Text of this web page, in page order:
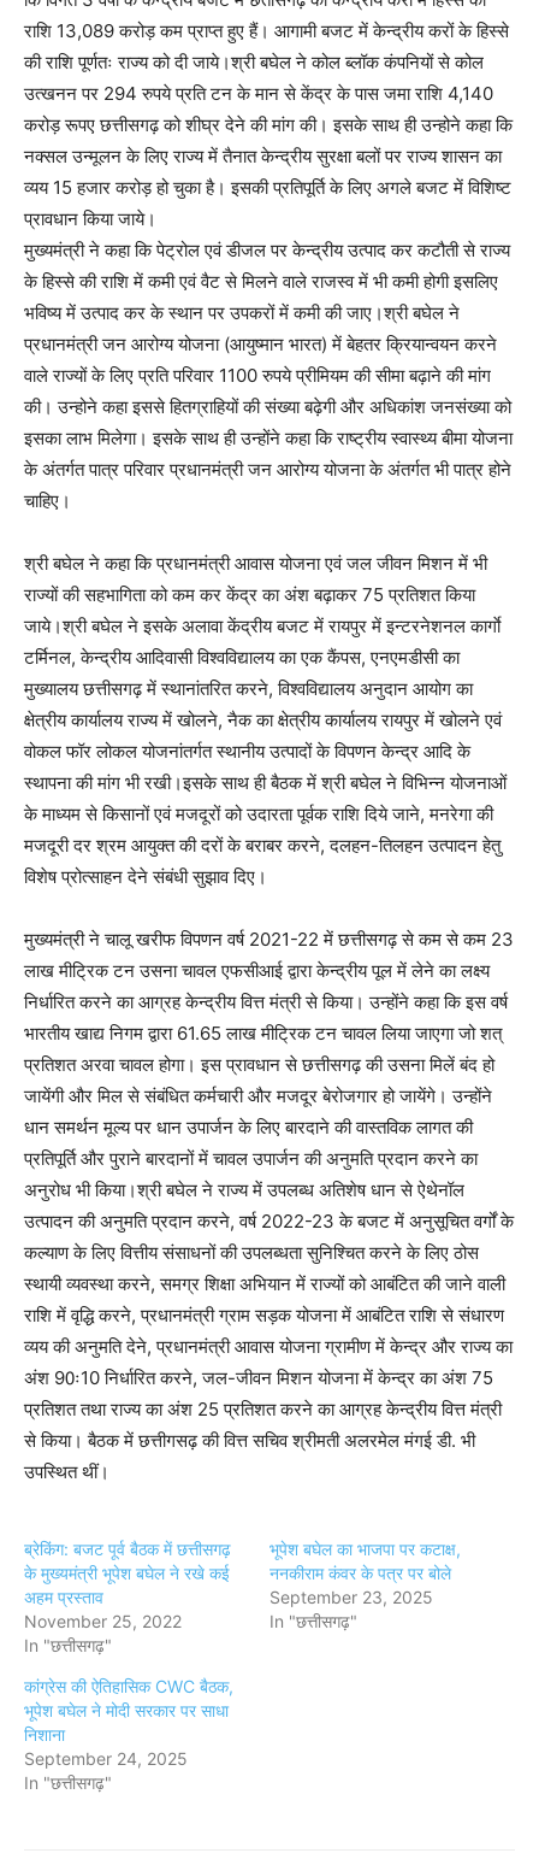
राशि 13,089 करोड़ कम प्राप्त हुए हैं। आगामी बजट में केन्द्रीय करों के हिस्से
की राशि पूर्णतः राज्य को दी जाये।श्री बघेल ने कोल ब्लॉक कंपनियों से कोल
उत्खनन पर 294 रुपये प्रति टन के मान से केंद्र के पास जमा राशि 4,140
करोड़ रूपए छत्तीसगढ़ को शीघ्र देने की मांग की। इसके साथ ही उन्होने कहा कि
नक्सल उन्मूलन के लिए राज्य में तैनात केन्द्रीय सुरक्षा बलों पर राज्य शासन का
व्यय 15 हजार करोड़ हो चुका है। इसकी प्रतिपूर्ति के लिए अगले बजट में विशिष्ट
प्रावधान किया जाये।
मुख्यमंत्री ने कहा कि पेट्रोल एवं डीजल पर केन्द्रीय उत्पाद कर कटौती से राज्य
के हिस्से की राशि में कमी एवं वैट से मिलने वाले राजस्व में भी कमी होगी इसलिए
भविष्य में उत्पाद कर के स्थान पर उपकरों में कमी की जाए।श्री बघेल ने
प्रधानमंत्री जन आरोग्य योजना (आयुष्मान भारत) में बेहतर क्रियान्वयन करने
वाले राज्यों के लिए प्रति परिवार 1100 रुपये प्रीमियम की सीमा बढ़ाने की मांग
की। उन्होने कहा इससे हितग्राहियों की संख्या बढ़ेगी और अधिकांश जनसंख्या को
इसका लाभ मिलेगा। इसके साथ ही उन्होंने कहा कि राष्ट्रीय स्वास्थ्य बीमा योजना
के अंतर्गत पात्र परिवार प्रधानमंत्री जन आरोग्य योजना के अंतर्गत भी पात्र होने
चाहिए।
श्री बघेल ने कहा कि प्रधानमंत्री आवास योजना एवं जल जीवन मिशन में भी
राज्यों की सहभागिता को कम कर केंद्र का अंश बढ़ाकर 75 प्रतिशत किया
जाये।श्री बघेल ने इसके अलावा केंद्रीय बजट में रायपुर में इन्टरनेशनल कार्गाे
टर्मिनल, केन्द्रीय आदिवासी विश्वविद्यालय का एक कैंपस, एनएमडीसी का
मुख्यालय छत्तीसगढ़ में स्थानांतरित करने, विश्वविद्यालय अनुदान आयोग का
क्षेत्रीय कार्यालय राज्य में खोलने, नैक का क्षेत्रीय कार्यालय रायपुर में खोलने एवं
वोकल फॉर लोकल योजनांतर्गत स्थानीय उत्पादों के विपणन केन्द्र आदि के
स्थापना की मांग भी रखी।इसके साथ ही बैठक में श्री बघेल ने विभिन्न योजनाओं
के माध्यम से किसानों एवं मजदूरों को उदारता पूर्वक राशि दिये जाने, मनरेगा की
मजदूरी दर श्रम आयुक्त की दरों के बराबर करने, दलहन-तिलहन उत्पादन हेतु
विशेष प्रोत्साहन देने संबंधी सुझाव दिए।
मुख्यमंत्री ने चालू खरीफ विपणन वर्ष 2021-22 में छत्तीसगढ़ से कम से कम 23
लाख मीट्रिक टन उसना चावल एफसीआई द्वारा केन्द्रीय पूल में लेने का लक्ष्य
निर्धारित करने का आग्रह केन्द्रीय वित्त मंत्री से किया। उन्होंने कहा कि इस वर्ष
भारतीय खाद्य निगम द्वारा 61.65 लाख मीट्रिक टन चावल लिया जाएगा जो शत्
प्रतिशत अरवा चावल होगा। इस प्रावधान से छत्तीसगढ़ की उसना मिलें बंद हो
जायेंगी और मिल से संबंधित कर्मचारी और मजदूर बेरोजगार हो जायेंगे। उन्होंने
धान समर्थन मूल्य पर धान उपार्जन के लिए बारदाने की वास्तविक लागत की
प्रतिपूर्ति और पुराने बारदानों में चावल उपार्जन की अनुमति प्रदान करने का
अनुरोध भी किया।श्री बघेल ने राज्य में उपलब्ध अतिशेष धान से ऐथेनॉल
उत्पादन की अनुमति प्रदान करने, वर्ष 2022-23 के बजट में अनुसूचित वर्गों के
कल्याण के लिए वित्तीय संसाधनों की उपलब्धता सुनिश्चित करने के लिए ठोस
स्थायी व्यवस्था करने, समग्र शिक्षा अभियान में राज्यों को आबंटित की जाने वाली
राशि में वृद्धि करने, प्रधानमंत्री ग्राम सड़क योजना में आबंटित राशि से संधारण
व्यय की अनुमति देने, प्रधानमंत्री आवास योजना ग्रामीण में केन्द्र और राज्य का
अंश 90ः10 निर्धारित करने, जल-जीवन मिशन योजना में केन्द्र का अंश 75
प्रतिशत तथा राज्य का अंश 25 प्रतिशत करने का आग्रह केन्द्रीय वित्त मंत्री
से किया। बैठक में छत्तीगसढ़ की वित्त सचिव श्रीमती अलरमेल मंगई डी. भी
उपस्थित थीं।
ब्रेकिंग: बजट पूर्व बैठक में छत्तीसगढ़
के मुख्यमंत्री भूपेश बघेल ने रखे कई
अहम प्रस्ताव
November 25, 2022
In "छत्तीसगढ़"
भूपेश बघेल का भाजपा पर कटाक्ष,
ननकीराम कंवर के पत्र पर बोले
September 23, 2025
In "छत्तीसगढ़"
कांग्रेस की ऐतिहासिक CWC बैठक,
भूपेश बघेल ने मोदी सरकार पर साधा
निशाना
September 24, 2025
In "छत्तीसगढ़"